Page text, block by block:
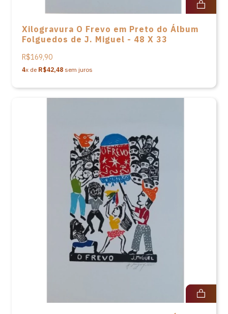
Xilogravura O Frevo em Preto do Álbum
Folguedos de J. Miguel - 48 X 33
R$169,90
4x de R$42,48 sem juros